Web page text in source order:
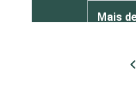
Mais